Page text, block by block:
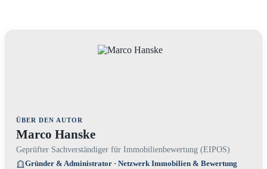
ÜBER DEN AUTOR
Marco Hanske
Geprüfter Sachverständiger für Immobilienbewertung (EIPOS)
Gründer & Administrator · Netzwerk Immobilien & Bewertung